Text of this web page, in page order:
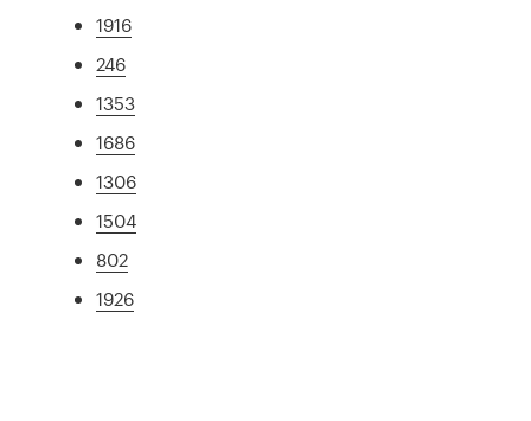
1916
246
1353
1686
1306
1504
802
1926